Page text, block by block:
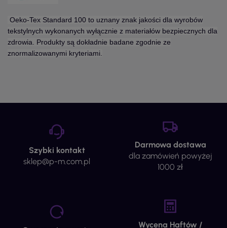
Oeko-Tex Standard 100 to uznany znak jakości dla wyrobów
tekstylnych wykonanych wyłącznie z materiałów bezpiecznych dla
zdrowia. Produkty są dokładnie badane zgodnie ze
znormalizowanymi kryteriami.
Szybki kontakt
sklep@p-m.com.pl
Darmowa dostawa
dla zamówień powyżej
1000 zł
Wycena Haftów /